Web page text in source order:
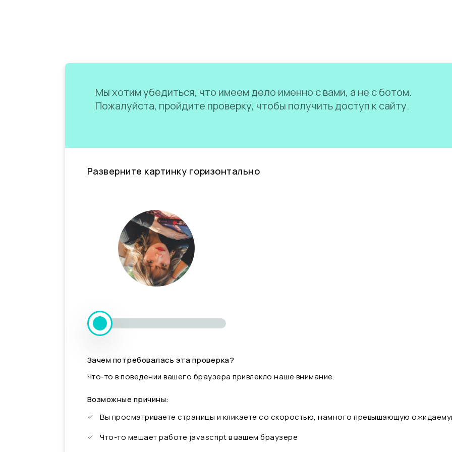
Мы хотим убедиться, что имеем дело именно с вами, а не с ботом.
Пожалуйста, пройдите проверку, чтобы получить доступ к сайту.
Разверните картинку горизонтально
Зачем потребовалась эта проверка?
Что-то в поведении вашего браузера привлекло наше внимание.
Возможные причины:
Вы просматриваете страницы и кликаете со скоростью, намного превышающую
Что-то мешает работе javascript в вашем браузере